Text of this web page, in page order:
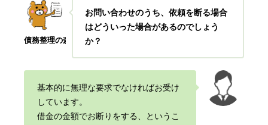
債務整理の森
お問い合わせのうち、依頼を断る場合
はどういった場合があるのでしょう
か？
基本的に無理な要求でなければお受け
しています。
借金の金額でお断りをする、というこ